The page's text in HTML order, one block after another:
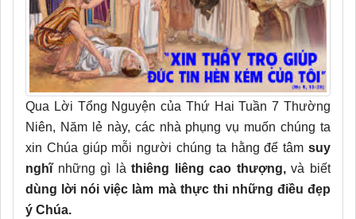
Qua Lời Tổng Nguyện của Thứ Hai Tuần 7 Thường
Niên, Năm lẻ này, các nhà phụng vụ muốn chúng ta
xin Chúa giúp mỗi người chúng ta hằng để tâm suy
nghĩnhững gì làthiêng liêng cao thượng,và biết
dùng lời nói việc làm mà thực thi những điều đẹp
ý Chúa.